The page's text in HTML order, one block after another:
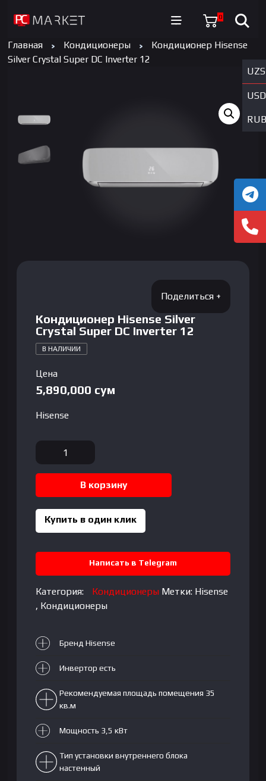
0
UZS
USD
RUB
Главная Кондиционеры
Кондиционер Hisense
Silver Crystal Super DC Inverter 12
Кондиционер Hisense Silver
Crystal Super DC Inverter 12
В НАЛИЧИИ
Цена
5,890,000 сум
Hisense
Количество
товара
Кондиционер
Crystal
Super
12
В корзину
Купить в один клик
Написать в Telegram
Категория: Кондиционеры Метки: Hisense
, Кондиционеры
Бренд Hisense
Инвертор есть
Рекомендуемая площадь помещения 35
кв.м
Мощность 3,5 кВт
Тип установки внутреннего блока
настенный